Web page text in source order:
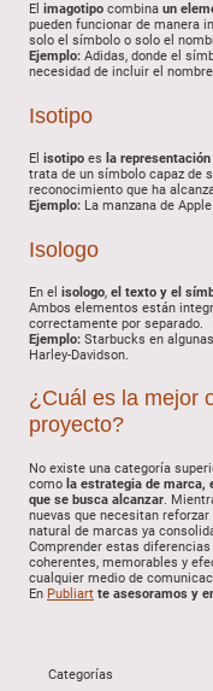
El imagotipo combina un
pueden funcionar de manera
solo el símbolo o solo el
Ejemplo: Adidas, donde el
necesidad de incluir el
Isotipo
El isotipo es la
trata de un símbolo capaz de
reconocimiento que ha
Ejemplo: La manzana de
Isologo
En el isologo, el texto y el
Ambos elementos están
correctamente por separado.
Ejemplo: Starbucks en
Harley-Davidson.
¿Cuál es la mejor
proyecto?
No existe una categoría
como la estrategia de
que se busca alcanzar.
nuevas que necesitan
natural de marcas ya
Comprender estas
coherentes, memorables y
cualquier medio de
En Publiart te asesoramos y
Categorías